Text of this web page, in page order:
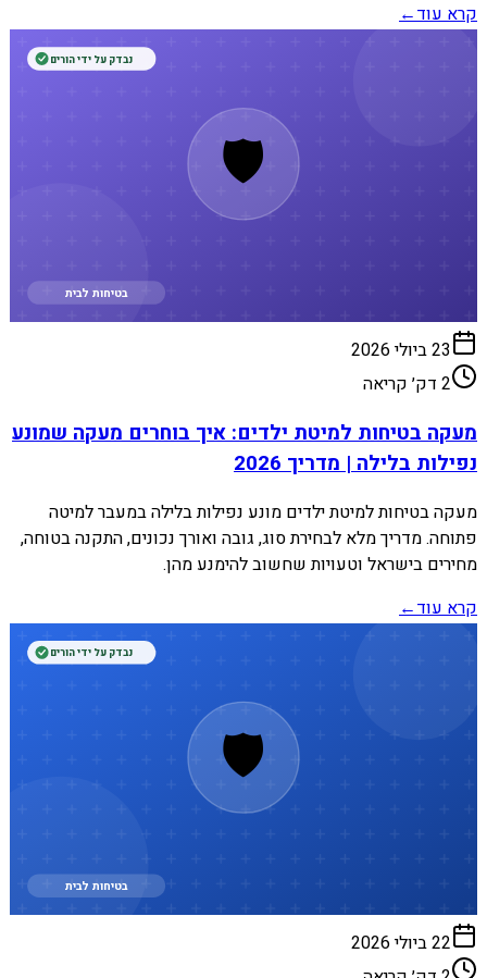
קרא עוד←
🛡️
בטיחות לבית
נבדק על ידי הורים
23 ביולי 2026
2 דק׳ קריאה
מעקה בטיחות למיטת ילדים: איך בוחרים מעקה שמונע
נפילות בלילה | מדריך 2026
מעקה בטיחות למיטת ילדים מונע נפילות בלילה במעבר למיטה
פתוחה. מדריך מלא לבחירת סוג, גובה ואורך נכונים, התקנה בטוחה,
מחירים בישראל וטעויות שחשוב להימנע מהן.
קרא עוד←
🛡️
בטיחות לבית
נבדק על ידי הורים
22 ביולי 2026